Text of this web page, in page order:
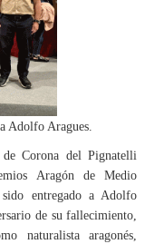
Adolfo Aragues.
Corona del Pignatelli
Aragón de Medio
entregado a Adolfo
de su fallecimiento,
naturalista aragonés,